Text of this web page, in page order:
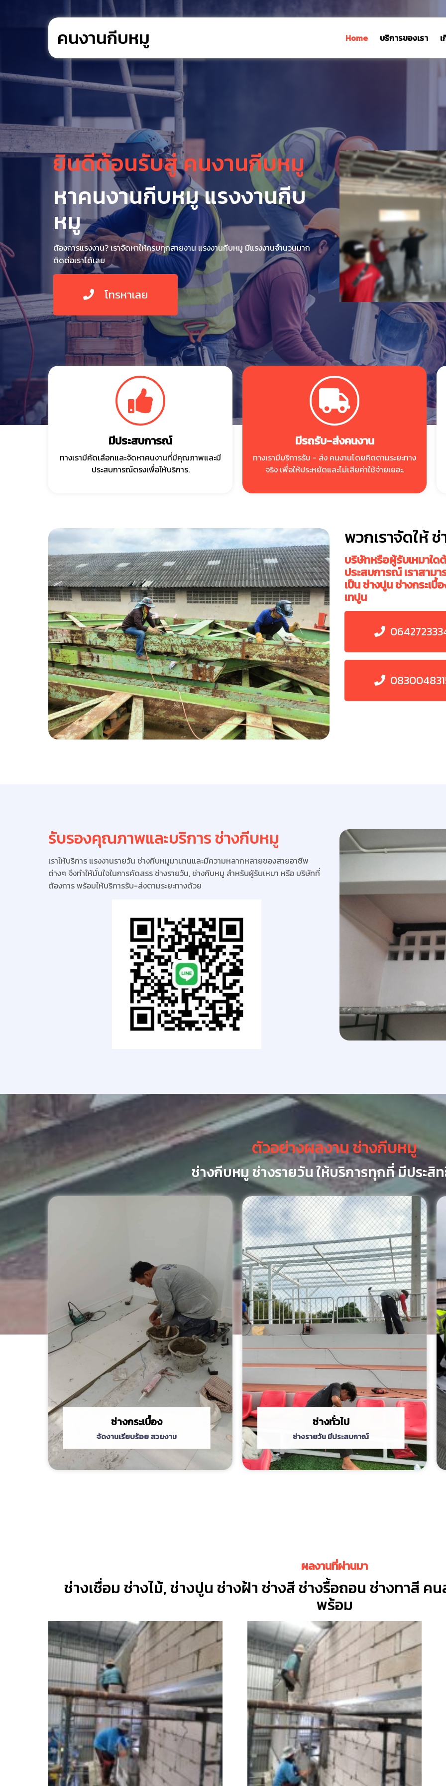
คนงานกีบหมู Home บริการของเรา
ยินดีต้อนรับสู่ คนงานกีบหมู
หาคนงานกีบหมู แรงงานกีบ
หมู
ต้องการแรงงาน? เราจัดหาให้ครบทุกสายงาน แรงงานกีบหมู มีแรงงานจำนวนมาก
ติดต่อเราได้เลย
โทรหาเลย
มีประสบการณ์
ทางเรามีคัดเลือกและจัดหาคนงานที่มีคุณภาพและมี
ประสบการณ์ตรงเพื่อให้บริการ.
มีรถรับ-ส่งคนงาน
ทางเรามีบริการรับ - ส่ง คนงานโดยคิดตามระยะทาง
จริง เพื่อให้ประหยัดและไม่เสียค่าใช้จ่ายเยอะ.
พวกเราจัดให้
บริษัทหรือผู้รับเหมาใด
ประสบการณ์ เราสามา
เป็นช่างปูน ช่างกระเบื้
เทปูน
รับรองคุณภาพและบริการ ช่างกีบหมู
เราให้บริการ แรงงานรายวัน ช่างกีบหมูมานานและมีความหลากหลายของสายอาชีพ
ต่างๆ จึงทำให้มั่นใจในการคัดสรร ช่างรายวัน, ช่างกีบหมู สำหรับผู้รับเหมา หรือ บริษัทที่
ต้องการ พร้อมให้บริการรับ-ส่งตามระยะทางด้วย
ตัวอย่างผลงาน ช่างกีบหมู
ช่างกีบหมู ช่างรายวัน ให้บริการทุกที่ มีประสิ
ช่างกระเบื้อง
จัดงานเรียบร้อย สวยงาม
ช่างทั่วไป
ช่างรายวัน มีประสบกาณ์
ผลงานที่ผ่านมา
ช่างเชื่อม ช่างไม้, ช่างปูน ช่างฝ้า ช่างสี ช่างรื้อถอน ช่างทาสี ค
พร้อม